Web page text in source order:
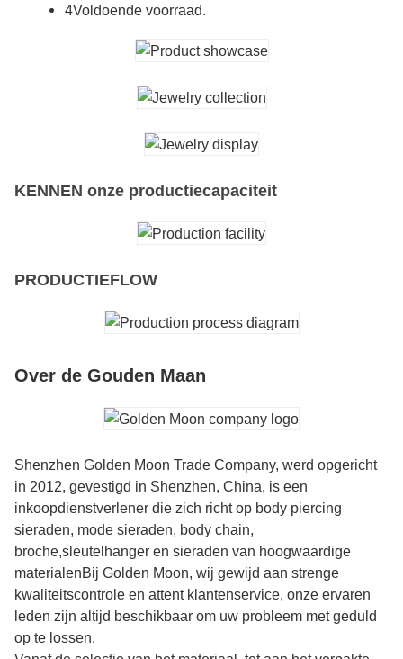
4Voldoende voorraad.
KENNEN onze productiecapaciteit
PRODUCTIEFLOW
Over de Gouden Maan
Shenzhen Golden Moon Trade Company, werd opgericht
in 2012, gevestigd in Shenzhen, China, is een
inkoopdienstverlener die zich richt op body piercing
sieraden, mode sieraden, body chain,
broche,sleutelhanger en sieraden van hoogwaardige
materialenBij Golden Moon, wij gewijd aan strenge
kwaliteitscontrole en attent klantenservice, onze ervaren
leden zijn altijd beschikbaar om uw probleem met geduld
op te lossen.